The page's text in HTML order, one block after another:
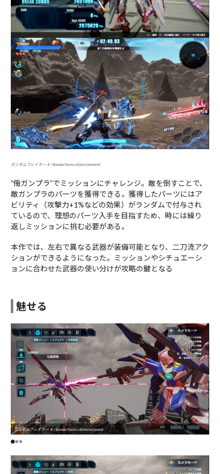
ガンダムブレイカー４ / Bandai Namco Entertainment
”俺ガンプラ”でミッションにチャレンジ。敵を倒すことで、
敵ガンプラのパーツを獲得できる。獲得したパーツにはア
ビリティ（攻撃力+1%などの効果）がランダムで付与され
ているので、理想のパーツ入手を目指すため、時には繰り
返しミッションに挑む必要がある。
本作では、左右で異なる武器が装備可能となり、二刀流アク
ションができるようになった。ミッションやシチュエーシ
ョンに合わせた武器の使い分けが攻略の鍵となる
魅せる
ガンダムブレイカー４ / Bandai Namco Entertainment